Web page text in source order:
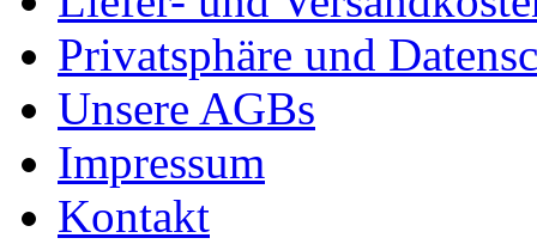
Privatsphäre und
Unsere AGBs
Impressum
Kontakt